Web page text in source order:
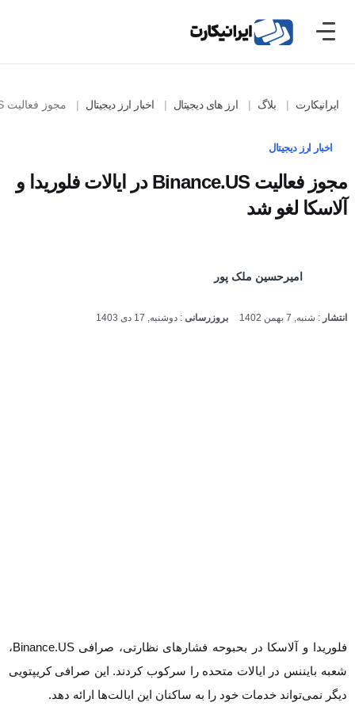
ایرانیکارت بلاگ ارز های دیجیتال اخبار ارز دیجیتال مجوز فعالیت Binance.US در ایالات فلوریدا و آلاسکا لغو شد
اخبار ارز دیجیتال
مجوز فعالیت Binance.US در ایالات فلوریدا و
آلاسکا لغو شد
امیرحسین ملک پور
انتشار: شنبه, 7 بهمن 1402 بروزرسانی:دوشنبه, 17 دی 1403
فلوریدا و آلاسکا در بحبوحه فشارهای نظارتی، صرافی Binance.US، شعبه
بایننس در ایالات متحده را سرکوب کردند. این صرافی کریپتویی دیگر
نمی‌تواند خدمات خود را به ساکنان این ایالت‌ها ارائه دهد.